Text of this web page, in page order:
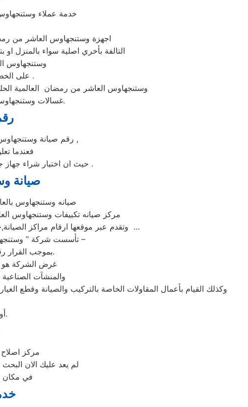
خدمة عملاء
اجهزة وستنجهاوس العاشر من
التالفة بأخري اصلية سواء بالمنزل
وستنجهاوس
على الخط الساخن لصيانه وستنجهاوس العاشر من رمضان 01095999314 .
وستنجهاوس العاشر من رمضان العالمية
غسالات وستنجهاوس العاشر من رمضان من مركز الخدمة المعتمد رقم تليفون 01010916814.
رقم صيانة وستنجهاوس الساخن بالعاشر من رمضان عامل التكلفة من اهم عوامل نجاح عملية الاصلاح ,
فعندما
حيث ان اختيار شراء جهاز جديد بضمان لمدة خمس سنوات علي الاقل و بيع الجهاز القديم يكون هو الاختيار الأمثل .
صيانة
صيانه وستنجهاوس
| مركز صيانه تكييفات
وتقدم عبر موقعها ارقام مراكز الصيانة,خدمة العملاء رقم صيانه وستنجهاوس العاشر من رمضان ؛ تليفون وستنجهاوس العاشر من رمضان …
تأسست شركة ” وستنجهاوس العاشر من رمضان ” شركة مساهمة مصرية – وفقا لأحكام قوانين الاستثمار –
بموجب القرار رقم 125 لسنة 1976 الصادر من وزارة الاقتصاد والدولة للتعاون الاقتصادي.
غرض الشركة هو
والمنشآت الصناعية
وكذلك القيام بأعمال المقاولات الخاصة بالتركيب والصيانة وقطع
أو التي قد تعاونها على تحقيق غرضها في مصر أو في الخارج.
مركز اصلاح
لم يعد عليك الان
في مكان